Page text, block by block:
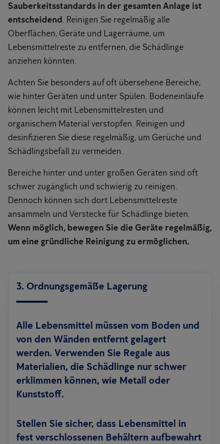
Sauberkeitsstandards in der gesamten Anlage ist
entscheidend. Reinigen Sie regelmäßig alle
Oberflächen, Geräte und Lagerräume, um
Lebensmittelreste zu entfernen, die Schädlinge
anziehen könnten.
Achten Sie besonders auf oft übersehene Bereiche,
wie hinter Geräten und unter Spülen. Bodeneinläufe
können leicht mit Lebensmittelresten und
organischem Material verstopfen. Reinigen und
desinfizieren Sie diese regelmäßig, um Gerüche und
Schädlingsbefall zu vermeiden.
Bereiche hinter und unter großen Geräten sind oft
schwer zugänglich und schwierig zu reinigen.
Dennoch können sich dort Lebensmittelreste
ansammeln und Verstecke für Schädlinge bieten.
Wenn möglich, bewegen Sie die Geräte regelmäßig,
um eine gründliche Reinigung zu ermöglichen.
3. Ordnungsgemäße Lagerung
Alle Lebensmittel müssen vom Boden und
von den Wänden entfernt gelagert
werden. Verwenden Sie Regale aus
Materialien, die Schädlinge nur schwer
erklimmen können, wie Metall oder
Kunststoff.
Stellen Sie sicher, dass Lebensmittel in
fest verschlossenen Behältern aufbewahrt